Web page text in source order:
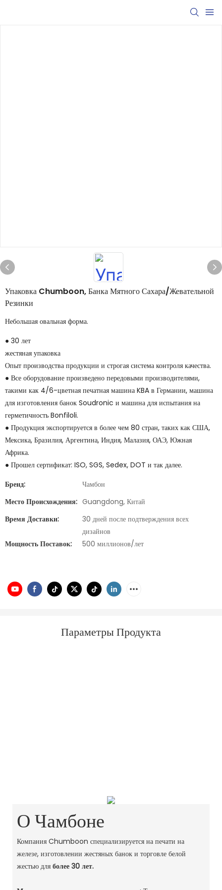
Упаковка Chumboon, Банка Мятного Сахара/жевательной
Резинки
Небольшая овальная форма.
● 30 лет
Опыт производства продукции и строгая система контроля качества.
● Все оборудование произведено передовыми производителями,
такими как 4/6-цветная печатная машина KBA в Германии, машина
для изготовления банок Soudronic и машина для испытания на
герметичность Bonfiloli.
● Продукция экспортируется в более чем 80 стран, таких как США,
Мексика, Бразилия, Аргентина, Индия, Малазия, ОАЭ, Южная
Африка.
● Прошел сертификат: ISO, SGS, Sedex, DOT и так далее.
Бренд:
Чамбон
Место Происхождения: Guangdong, Китай
Время Доставки:
30 дней после подтверждения всех
дизайнов
Мощность Поставок:
500 миллионов/лет
Параметры Продукта
О Чамбоне
Компания Chumboon специализируется на печати на
железе, изготовлении жестяных банок и торговле белой
жестью для более 30 лет.